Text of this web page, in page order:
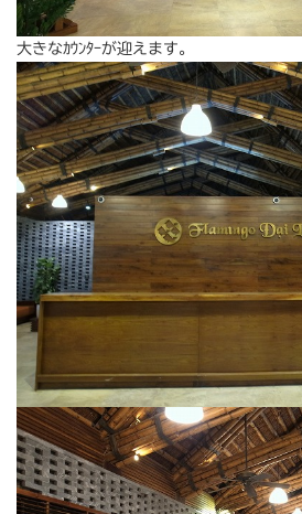
大きなｶｳﾝﾀｰが迎えます。